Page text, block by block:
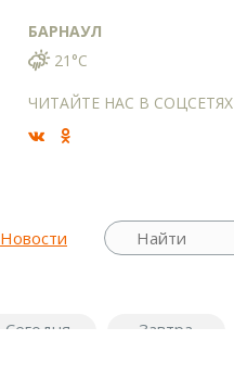
БАРНАУЛ
21°C
ЧИТАЙТЕ НАС В СОЦСЕТЯХ
Новости
Сегодня
Завтра